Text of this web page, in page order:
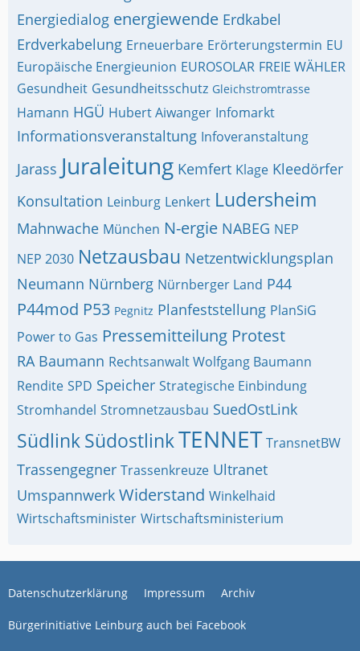
Energiedialog energiewende Erdkabel
Erdverkabelung Erneuerbare Erörterungstermin EU
Europäische Energieunion EUROSOLAR FREIE WÄHLER
Gesundheit Gesundheitsschutz Gleichstromtrasse
Hamann HGÜ Hubert Aiwanger Infomarkt
Informationsveranstaltung Infoveranstaltung
Jarass Juraleitung Kemfert Klage Kleedörfer
Konsultation Leinburg Lenkert Ludersheim
Mahnwache München N-ergie NABEG NEP
NEP 2030 Netzausbau Netzentwicklungsplan
Neumann Nürnberg Nürnberger Land P44
P44mod P53 Pegnitz Planfeststellung PlanSiG
Power to Gas Pressemitteilung Protest
RA Baumann Rechtsanwalt Wolfgang Baumann
Rendite SPD Speicher Strategische Einbindung
Stromhandel Stromnetzausbau SuedOstLink
SüdlinkSüdostlinkTENNET TransnetBW
Trassengegner Trassenkreuze Ultranet
Umspannwerk Widerstand Winkelhaid
Wirtschaftsminister Wirtschaftsministerium
Datenschutzerklärung Impressum Archiv
Bürgerinitiative Leinburg auch bei Facebook